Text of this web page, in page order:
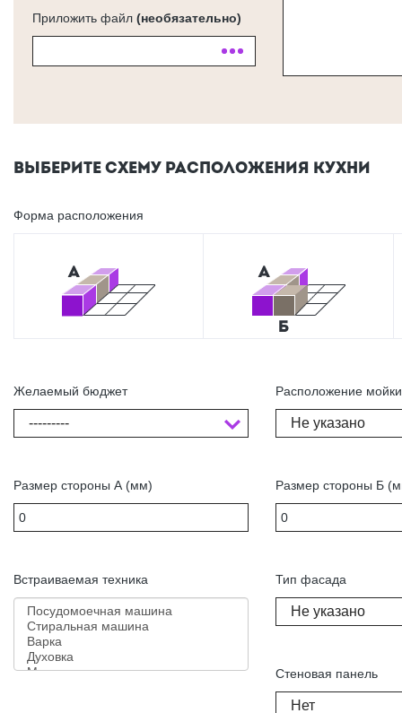
Приложить файл (необязательно)
ВЫБЕРИТЕ СХЕМУ РАСПОЛОЖЕНИЯ КУХНИ
Форма расположения
Желаемый бюджет
---------
Размер стороны А (мм)
Встраиваемая техника
Расположение мойки
Не указано
Размер стороны Б
Тип фасада
Не указано
Стеновая панель
Нет